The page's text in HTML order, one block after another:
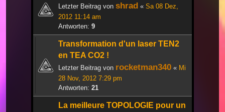
Letzter Beitrag von shrad « Sa 08 Dez,
2012 11:14 am
Antworten: 9
Transformation d'un laser TEN2
en TEA CO2 !
Letzter Beitrag von rocketman340 « Mi
28 Nov, 2012 7:29 pm
Antworten: 21
La meilleure TOPOLOGIE pour un